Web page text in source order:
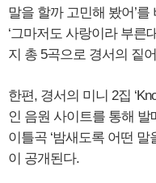
말을 할까 고민해 봤어’를
‘그마저도 사랑이라 부른
지 총 5곡으로 경서의 짙
한편, 경서의 미니 2집
인 음원 사이트를 통해 발
이틀곡 ‘밤새도록 어떤
이 공개된다.